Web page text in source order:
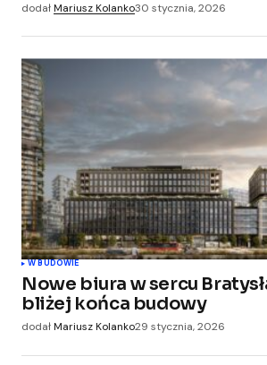
dodałMariusz Kolanko30 stycznia, 2026
W BUDOWIE
Nowe biura w sercu
bliżej końca budowy
dodałMariusz Kolanko29 stycznia, 2026